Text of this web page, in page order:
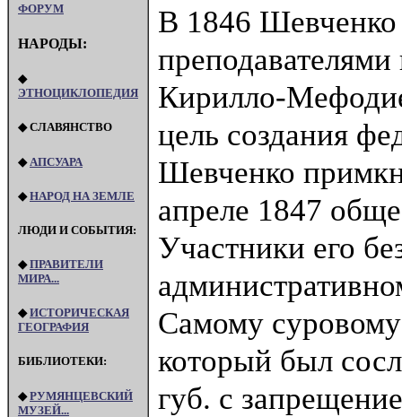
ФОРУМ
НАРОДЫ:
◆
ЭТНОЦИКЛОПЕДИЯ
◆ СЛАВЯНСТВО
◆ АПСУАРА
◆НАРОД НА ЗЕМЛЕ
ЛЮДИ И СОБЫТИЯ:
◆ПРАВИТЕЛИ
МИРА...
◆ИСТОРИЧЕСКАЯ
ГЕОГРАФИЯ
БИБЛИОТЕКИ:
◆РУМЯНЦЕВСКИЙ
МУЗЕЙ...
В 1846 Шевченко
Кирилло-
цель создания
Шевченко
апреле 1847
Участники его
Самому
который был
губ. с